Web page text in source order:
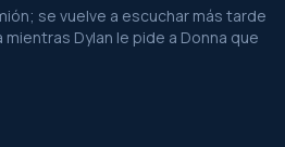
se vuelve a escuchar más tarde
Dylan le pide a Donna que